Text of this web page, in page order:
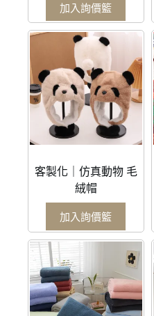
加入詢價籃
客製化｜仿真動物 毛
絨帽
加入詢價籃